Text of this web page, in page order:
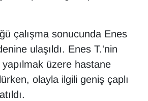
çalışma sonucunda Enes
ulaşıldı. Enes T.'nin
üzere hastane
olayla ilgili geniş çaplı